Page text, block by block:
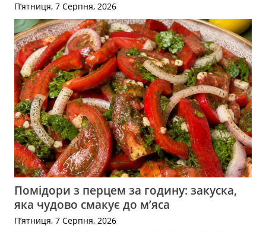
П’ятниця, 7 Серпня, 2026
Помідори з перцем за годину: закуска,
яка чудово смакує до м’яса
П’ятниця, 7 Серпня, 2026